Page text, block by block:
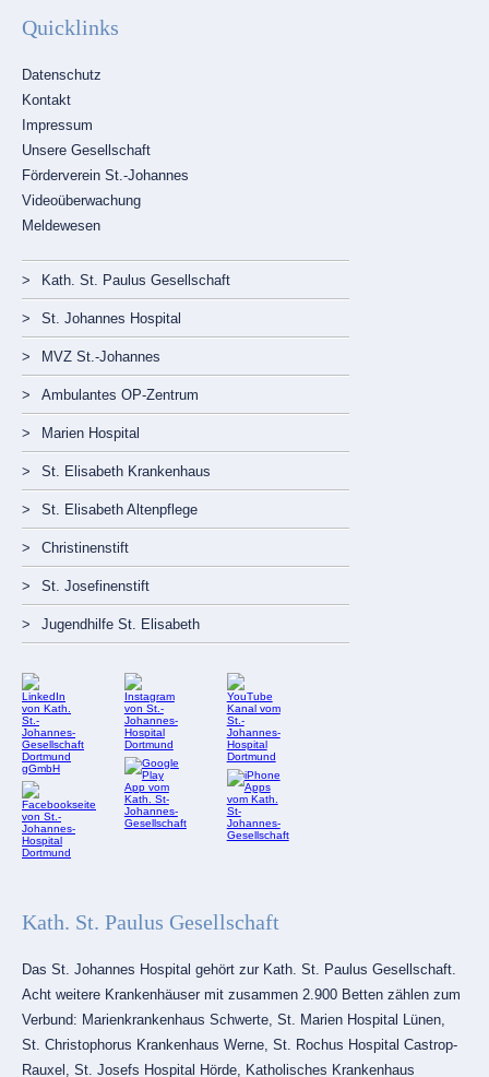
Quicklinks
Navigation
überspringen
Datenschutz
Kontakt
Impressum
Unsere Gesellschaft
Förderverein St.-Johannes
Videoüberwachung
Meldewesen
Navigation
überspringen
Kath. St. Paulus Gesellschaft
St. Johannes Hospital
MVZ St.-Johannes
Ambulantes OP-Zentrum
Marien Hospital
St. Elisabeth Krankenhaus
St. Elisabeth Altenpflege
Christinenstift
St. Josefinenstift
Jugendhilfe St. Elisabeth
Kath. St. Paulus Gesellschaft
Das St. Johannes Hospital gehört zur Kath. St. Paulus Gesellschaft.
Acht weitere Krankenhäuser mit zusammen 2.900 Betten zählen zum
Verbund: Marienkrankenhaus Schwerte, St. Marien Hospital Lünen,
St. Christophorus Krankenhaus Werne, St. Rochus Hospital Castrop-
Rauxel, St. Josefs Hospital Hörde, Katholisches Krankenhaus